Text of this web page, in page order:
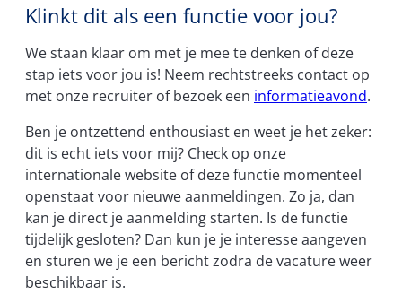
Klinkt dit als een functie voor jou?
We staan klaar om met je mee te denken of deze
stap iets voor jou is! Neem rechtstreeks contact op
met onze recruiter of bezoek een informatieavond.
Ben je ontzettend enthousiast en weet je het zeker:
dit is echt iets voor mij? Check op onze
internationale website of deze functie momenteel
openstaat voor nieuwe aanmeldingen. Zo ja, dan
kan je direct je aanmelding starten. Is de functie
tijdelijk gesloten? Dan kun je je interesse aangeven
en sturen we je een bericht zodra de vacature weer
beschikbaar is.